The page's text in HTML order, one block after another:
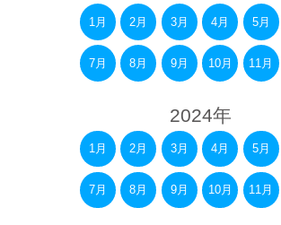
1月 2月 3月 4月 5月
7月 8月 9月 10月 11月
2024年
1月 2月 3月 4月 5月
7月 8月 9月 10月 11月